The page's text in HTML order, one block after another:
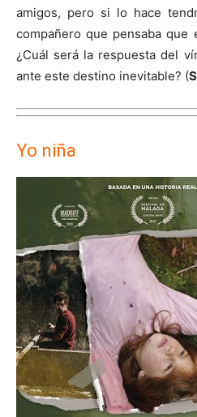
amigos, pero si lo hace
compañero que pensaba que
¿Cuál será la respuesta del
ante este destino inevitable? (
Yo niña